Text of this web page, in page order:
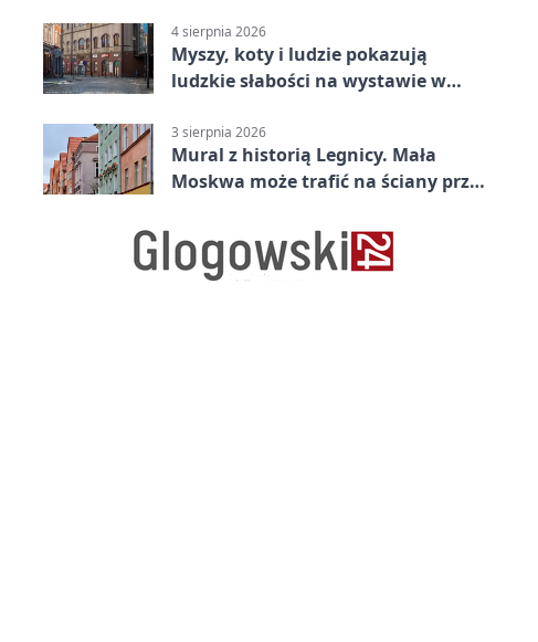
4 sierpnia 2026
Myszy, koty i ludzie pokazują
ludzkie słabości na wystawie w
3 sierpnia 2026
Mural z historią Legnicy. Mała
Moskwa może trafić na ściany przy